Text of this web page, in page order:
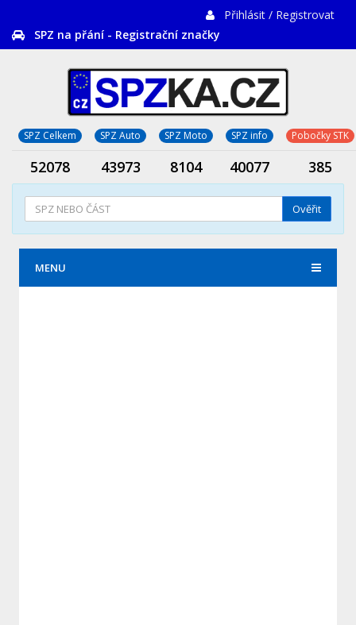
Přihlásit / Registrovat
SPZ na přání - Registrační značky
SPZ Celkem SPZ Auto SPZ Moto SPZ info Pobočky STK
52078 43973 8104 40077 385
Ověřit
MENU